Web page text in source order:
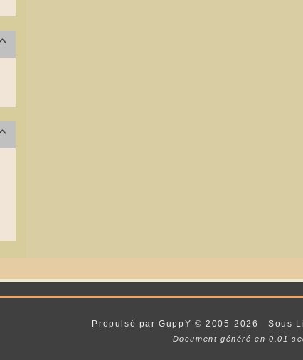
Propulsé par GuppY © 2005-2026 Sous
Document généré en 0.01